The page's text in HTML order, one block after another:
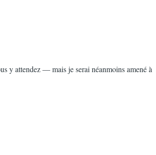
y attendez — mais je serai néanmoins amené à